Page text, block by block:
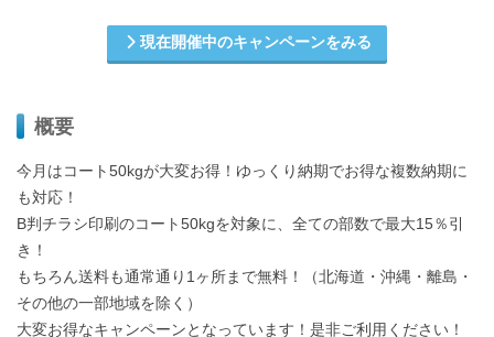
現在開催中のキャンペーンをみる
概要
今月はコート50kgが大変お得！ゆっくり納期でお得な複数納期に
も対応！
B判チラシ印刷のコート50kgを対象に、全ての部数で最大15％引
き！
もちろん送料も通常通り1ヶ所まで無料！（北海道・沖縄・離島・
その他の一部地域を除く）
大変お得なキャンペーンとなっています！是非ご利用ください！